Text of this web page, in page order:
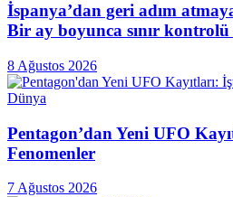
İspanya’dan geri adım
Bir ay boyunca sınır kontrolü
8 Ağustos 2026
Dünya
Pentagon’dan Yeni UFO
Fenomenler
7 Ağustos 2026